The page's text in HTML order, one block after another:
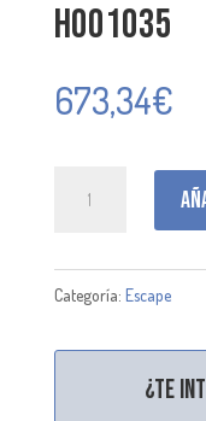
H001035
673,34€
Categoría: Escape
¿Te